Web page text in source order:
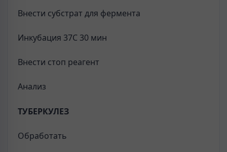
Внести субстрат для фермента
Инкубация 37С 30 мин
Внести стоп реагент
Анализ
ТУБЕРКУЛЕЗ
Обработать